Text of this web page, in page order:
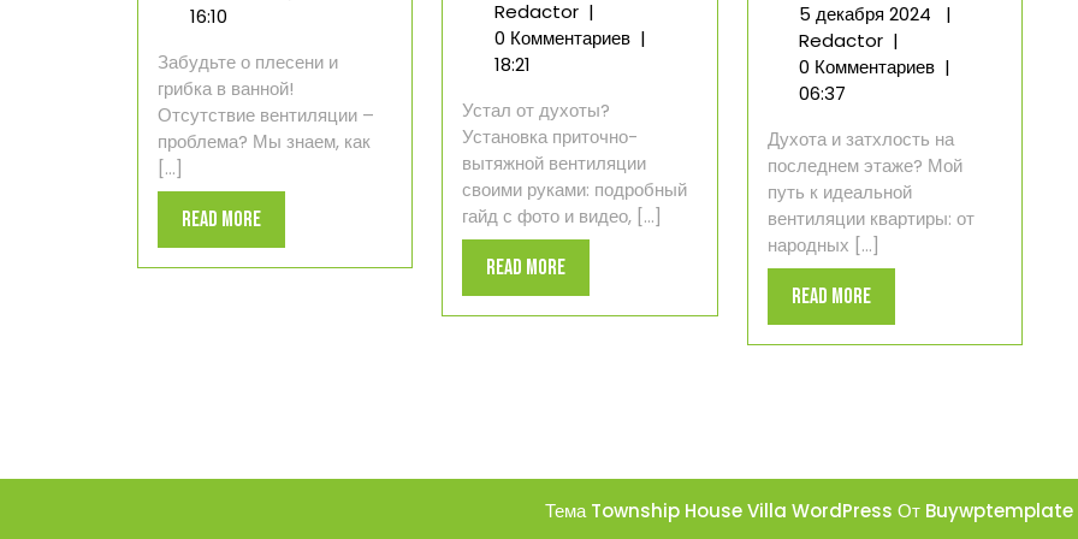
ванной
комнате
16:10
Забудьте о плесени и
грибка в ванной!
Отсутствие вентиляции –
проблема? Мы знаем, как
[...]
Read MoreRead
More
2024
RedactorМой
опыт
вытяжной
вентиляции
в
квартире
|
0 Комментариев |
18:21
Устал от духоты?
Установка приточно-
вытяжной вентиляции
своими руками: подробный
гайд с фото и видео, [...]
Read MoreRead
More
5 декабря 2024
2024
|
RedactorВентиляция
моей
последнем
этаже:
личный
опыт
|
0 Комментариев |
06:37
Духота и затхлость на
последнем этаже? Мой
путь к идеальной
вентиляции квартиры: от
народных [...]
Read MoreRead
More
Тема Township House Villa WordPress От Buywptemplate